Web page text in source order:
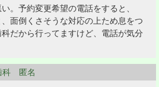
。予約変更希望の電話をすると、
、面倒くさそうな対応の上ため息をつ
だから行ってますけど、電話が気分
科 匿名